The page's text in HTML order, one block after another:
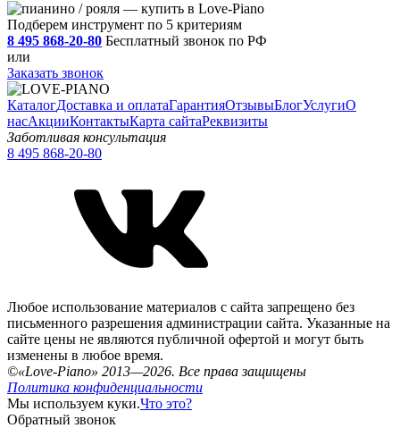
Подберем инструмент по 5 критериям
8 495 868-20-80 Бесплатный звонок по РФ
или
Заказать звонок
КаталогДоставка и оплатаГарантияОтзывыБлогУслугиО
насАкцииКонтактыКарта сайтаРеквизиты
Заботливая консультация
8 495 868-20-80
Любое использование материалов с сайта запрещено без
письменного разрешения администрации сайта. Указанные на
сайте цены не являются публичной офертой и могут быть
изменены в любое время.
©«Love-Piano» 2013—2026. Все права защищены
Политика конфиденциальности
Мы используем куки.Что это?
Обратный звонок